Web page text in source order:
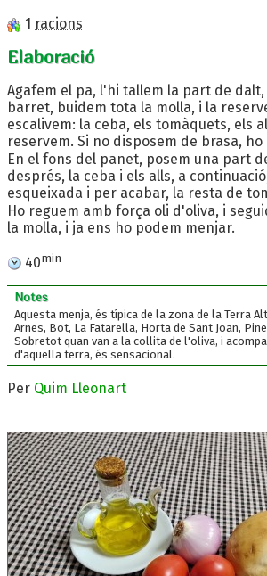
1 racions
Elaboració
Agafem el pa, l'hi tallem la part de dalt,
barret, buidem tota la molla, i la
escalivem: la ceba, els tomàquets, els
reservem. Si no disposem de brasa,
En el fons del panet, posem una part
després, la ceba i els alls, a
esqueixada i per acabar, la resta de
Ho reguem amb força oli d'oliva, i
la molla, i ja ens ho podem menjar.
40min
Notes
Aquesta menja, és típica de la zona de la Terra
Arnes, Bot, La Fatarella, Horta de Sant Joan,
Sobretot quan van a la collita de l'oliva, i
d'aquella terra, és sensacional.
Per Quim Lleonart